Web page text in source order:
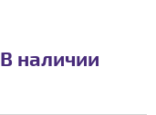
В наличии